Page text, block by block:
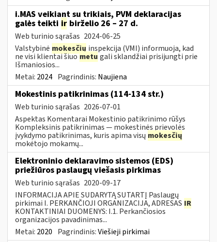
i.MAS veikiant su trikiais, PVM deklaracijas
galės teikti ir birželio 26 – 27 d.
Web turinio sąrašas 2024-06-25
Valstybinė mokesčių inspekcija (VMI) informuoja, kad
ne visi klientai šiuometu gali sklandžiai prisijungti prie
Išmaniosios...
Metai: 2024 Pagrindinis: Naujiena
Mokestinis patikrinimas (114-134 str.)
Web turinio sąrašas 2026-07-01
Aspektas Komentarai Mokestinio patikrinimo rūšys
Kompleksinis patikrinimas — mokestinės prievolės
įvykdymo patikrinimas, kuris apima visų mokesčių
mokėtojo mokamų...
Elektroninio deklaravimo sistemos (EDS)
priežiūros paslaugų viešasis pirkimas
Web turinio sąrašas 2020-09-17
INFORMACIJA APIE SUDARYTĄ SUTARTĮ Paslaugų
pirkimai I. PERKANČIOJI ORGANIZACIJA, ADRESAS IR
KONTAKTINIAI DUOMENYS: I.1. Perkančiosios
organizacijos pavadinimas...
Metai: 2020 Pagrindinis:Viešieji pirkimai